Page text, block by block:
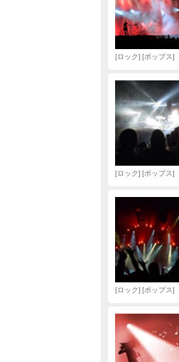
ロック ポップス
ロック ポップス
ロック ポップス